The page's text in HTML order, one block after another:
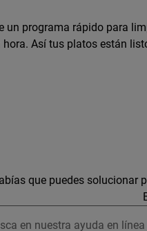
un programa rápido para
Así tus platos están
que puedes solucionar
para buscar un artículo